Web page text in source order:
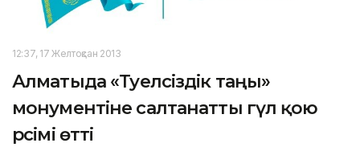
12:37, 17 Желтоқсан 2013
Алматыда «Тәуелсіздік таңы»
монументіне салтанатты гүл қою
рәсімі өтті